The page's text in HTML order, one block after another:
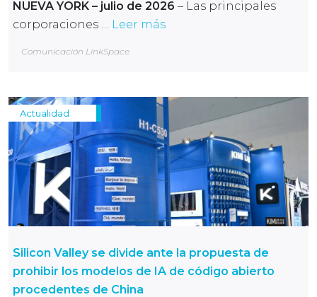
NUEVA YORK – julio de 2026 – Las principales
corporaciones … Leer más
Comunicación LinkSpace
Actualidad
Silicon Valley se divide ante la propuesta de
prohibir los modelos de IA de código abierto
procedentes de China